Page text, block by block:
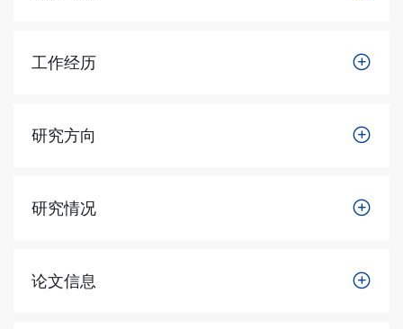
工作经历
研究方向
研究情况
论文信息